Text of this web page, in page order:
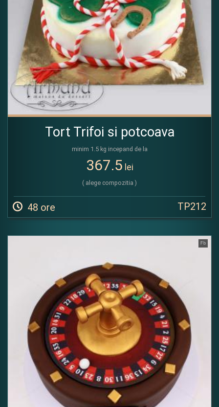
Tort Trifoi si potcoava
minim 1.5 kg incepand de la
367.5 lei
( alege compozitia )
48 ore TP212
Fb